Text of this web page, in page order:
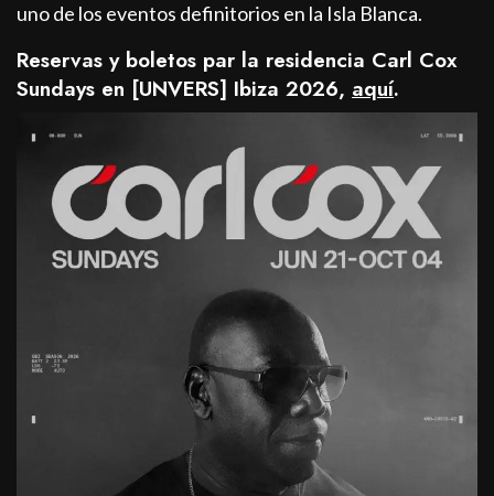
uno de los eventos definitorios en la Isla Blanca.
Reservas y boletos par la residencia Carl Cox
Sundays en [UNVERS] Ibiza 2026, aquí.